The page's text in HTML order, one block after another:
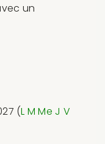
un
(L MMe J V